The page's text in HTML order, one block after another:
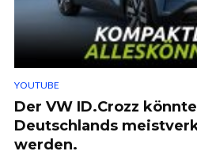
YOUTUBE
Der VW ID.Crozz
Deutschlands
werden.